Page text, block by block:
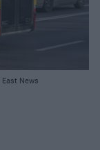
East News